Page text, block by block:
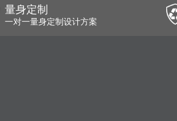
量身定制
一对一量身定制设计方案